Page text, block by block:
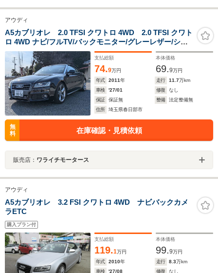
アウディ
A5カブリオレ 2.0 TFSI クワトロ 4WD 2.0 TFSI クワト
ロ 4WD ナビ/フルTV/バックモニター/グレーレザー/シー
トヒーター/フル電動オープン/パワーシート/スマートキ
ー/パドルシフト
支払総額
74.9万円
本体価格
69.9万円
年式
2011年 走行 11.7万km
車検
'27/01 修復
なし
保証
保証無 整備
法定整備無
住所
埼玉県春日部市
無
料
在庫確認・見積依頼
販売店： ワライチモータース
アウディ
A5カブリオレ 3.2 FSI クワトロ 4WD ナビバックカメ
ラETC
購入プラン付
支払総額
119.1万円
本体価格
99.9万円
年式
2010年 走行 8.3万km
車検
'27/08 修復 なし